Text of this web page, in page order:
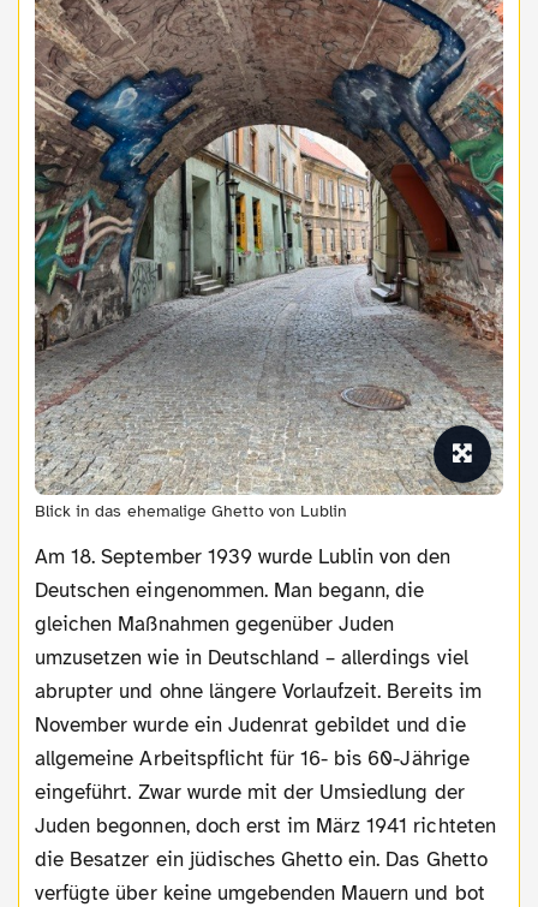
Blick in das ehemalige Ghetto von Lublin
Am 18. September 1939 wurde Lublin von den
Deutschen eingenommen. Man begann, die
gleichen Maßnahmen gegenüber Juden
umzusetzen wie in Deutschland – allerdings viel
abrupter und ohne längere Vorlaufzeit. Bereits im
November wurde ein Judenrat gebildet und die
allgemeine Arbeitspflicht für 16- bis 60-Jährige
eingeführt. Zwar wurde mit der Umsiedlung der
Juden begonnen, doch erst im März 1941 richteten
die Besatzer ein jüdisches Ghetto ein. Das Ghetto
verfügte über keine umgebenden Mauern und bot